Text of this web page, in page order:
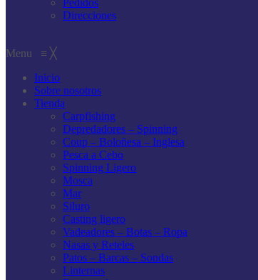
Direcciones
Menu ≡ ╳
Inicio
Sobre nosotros
Tienda
Carpfishing
Depredadores – Spinning
Coup – Boloñesa – Inglesa
Pesca a Cebo
Spinning Ligero
Mosca
Mar
Siluro
Casting ligero
Vadeadores – Botas – Ropa
Nasas y Reteles
Patos – Barcas – Sondas
Linternas